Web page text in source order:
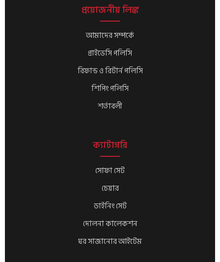
প্রয়োজনীয় লিঙ্ক
আমাদের সম্পর্কে
প্রাইভেসি পলিসি
রিফান্ড ও রিটার্ন পলিসি
শিপিং পলিসি
শর্তাবলী
ক্যাটাগরি
সোফা সেট
চেয়ার
ডাইনিং সেট
দোলনা কালেকশন
ঘর সাজানোর আইটেম